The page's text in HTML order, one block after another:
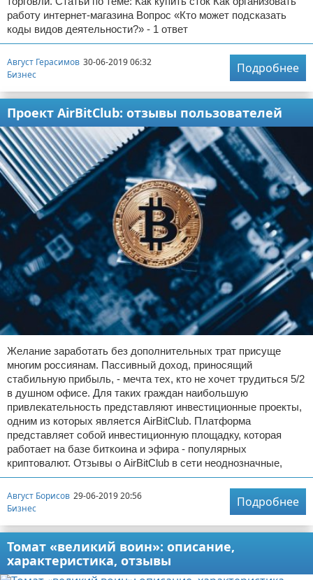
работу интернет-магазина Вопрос «Кто может подсказать
коды видов деятельности?» - 1 ответ
Август Герасимов 30-06-2019 06:32
Бизнес
Подробнее
Проект AirBitClub: отзывы пользователей
Желание заработать без дополнительных трат присуще
многим россиянам. Пассивный доход, приносящий
стабильную прибыль, - мечта тех, кто не хочет трудиться 5/2
в душном офисе. Для таких граждан наибольшую
привлекательность представляют инвестиционные проекты,
одним из которых является AirBitClub. Платформа
представляет собой инвестиционную площадку, которая
работает на базе биткоина и эфира - популярных
криптовалют. Отзывы о AirBitClub в сети неоднозначные,
Август Борисов 29-06-2019 20:56
Бизнес
Подробнее
Томат «великий воин»: описание,
характеристика, отзывы